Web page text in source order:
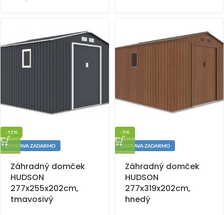
-12%
DOPRAVA ZADARMO
Záhradný domček
HUDSON
277x255x202cm,
tmavosivý
-5%
DOPRAVA ZADARMO
Záhradný domček
HUDSON
277x319x202cm,
hnedý